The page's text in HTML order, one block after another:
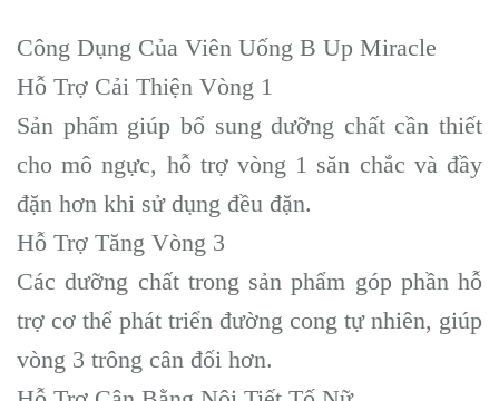
Công Dụng Của Viên Uống B Up Miracle
Hỗ Trợ Cải Thiện Vòng 1
Sản phẩm giúp bổ sung dưỡng chất cần thiết
cho mô ngực, hỗ trợ vòng 1 săn chắc và đầy
đặn hơn khi sử dụng đều đặn.
Hỗ Trợ Tăng Vòng 3
Các dưỡng chất trong sản phẩm góp phần hỗ
trợ cơ thể phát triển đường cong tự nhiên, giúp
vòng 3 trông cân đối hơn.